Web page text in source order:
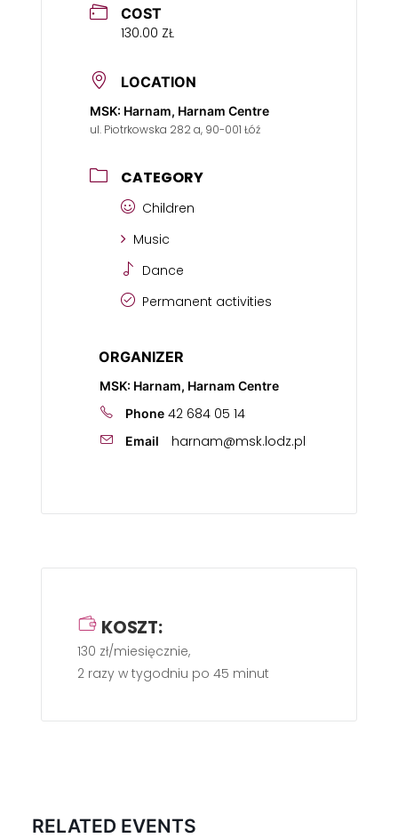
COST
130.00 ZŁ
LOCATION
MSK: Harnam, Harnam Centre
ul. Piotrkowska 282 a, 90-001 Łóź
CATEGORY
Children
Music
Dance
Permanent activities
ORGANIZER
MSK: Harnam, Harnam Centre
Phone 42 684 05 14
Email harnam@msk.lodz.pl
KOSZT:
130 zł/miesięcznie,
2 razy w tygodniu po 45 minut
RELATED EVENTS